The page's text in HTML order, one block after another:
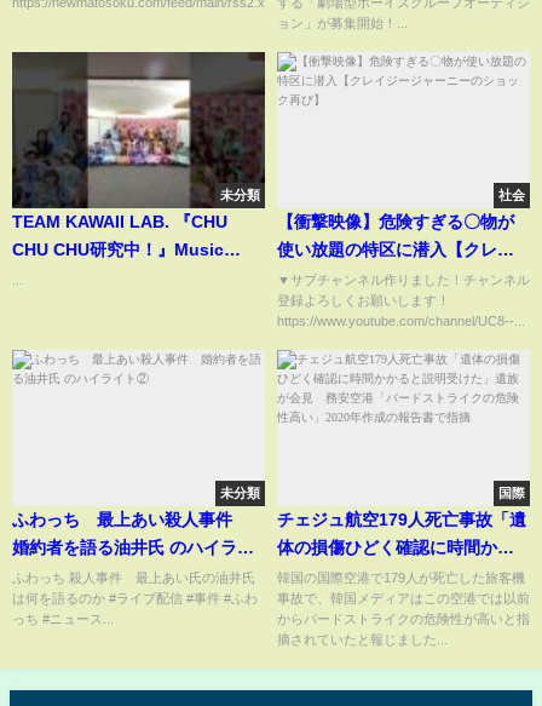
来て25万いいねｗｗｗｗｗ
募集開始！
ョン」が募集開始！...
未分類
TEAM KAWAII LAB. 『CHU
CHU CHU研究中！』Music
社会
【衝撃映像】危険すぎる〇物が
使い放題の特区に潜入【クレイ
ジージャーニーのショック再
び】
▼サブチャンネル作りました！チャンネル
登録よろしくお願いします！
https://www.youtube.com/channel/UC8--...
未分類
ふわっち 最上あい殺人事件
婚約者を語る油井氏 のハイライ
ト②
ふわっち 殺人事件 最上あい氏の油井氏
は何を語るのか #ライブ配信 #事件 #ふわ
っち #ニュース...
国際
チェジュ航空179人死亡事故「遺
体の損傷ひどく確認に時間かか
ると説明受けた」遺族が会見
務安空港「バードストライクの
危険性高い」2020年作成の報告
韓国の国際空港で179人が死亡した旅客機
事故で、韓国メディアはこの空港では以前
からバードストライクの危険性が高いと指
摘されていたと報じました...